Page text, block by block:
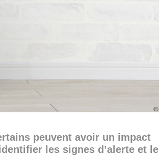
peuvent avoir un impact
les signes d’alerte et le